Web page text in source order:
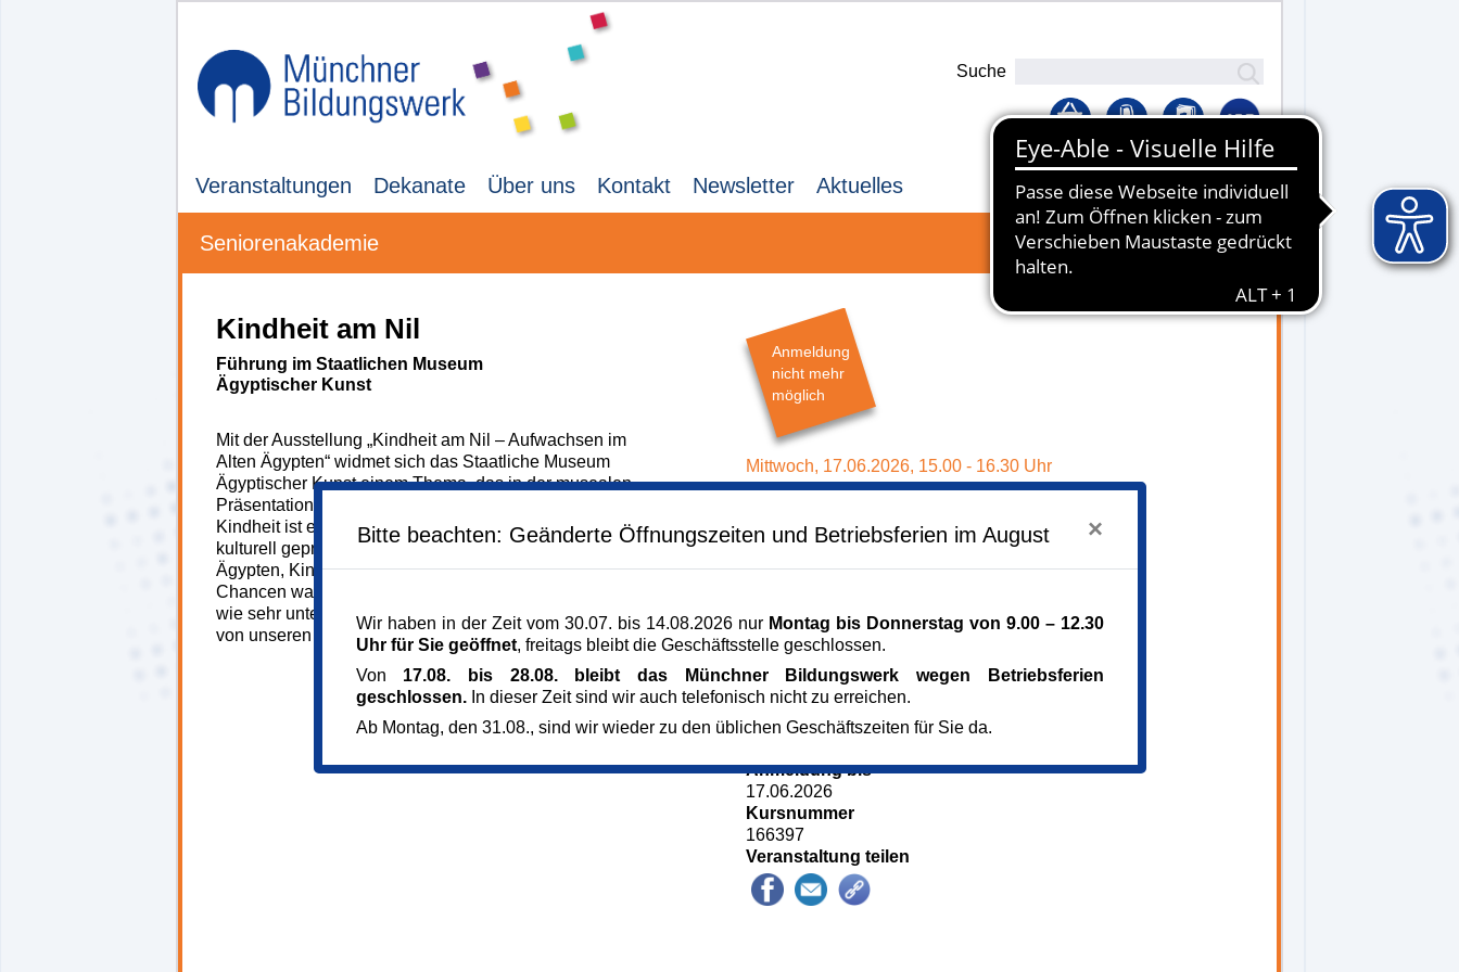
Suche
Veranstaltungen Dekanate Über uns Kontakt Newsletter Aktuelles Lernplattform
Seniorenakademie
Kindheit am Nil
Führung im Staatlichen Museum
Ägyptischer Kunst
Mit der Ausstellung „Kindheit am Nil – Aufwachsen im
Alten Ägypten“ widmet sich das Staatliche Museum
Ägyptischer Kunst einem Thema, das in der musealen
Präsentation bislang wenig Beachtung gefunden hat.
Kindheit ist eine universelle Erfahrung und zugleich ein
kulturell geprägtes Konstrukt. Was bedeutete es im Alten
Ägypten, Kind zu sein? Welche Rechte, Pflichten und
Chancen waren mit dem Aufwachsen verbunden? Und
wie sehr unterscheidet sich die Kindheit im Alten Ägypten
von unseren heutigen Vorstellungen?
Anmeldung
nicht mehr
möglich
Mittwoch, 17.06.2026, 15.00 - 16.30 Uhr
Das müssen Sie gesehen haben!
Staatliches Museum Ägyptischer Kunst
80333 München
München
15 €
Referent_in
Nadja Böckler Dr.
Anmeldung bis
17.06.2026
Kursnummer
166397
Veranstaltung teilen
Bitte beachten: Geänderte Öffnungszeiten und Betriebsferien im August ×
Wir haben in der Zeit vom 30.07. bis 14.08.2026 nur Montag bis Donnerstag von 9.00 – 12.30
Uhr für Sie geöffnet, freitags bleibt die Geschäftsstelle geschlossen.
Von 17.08. bis 28.08. bleibt das Münchner Bildungswerk wegen Betriebsferien
geschlossen.In dieser Zeit sind wir auch telefonisch nicht zu erreichen.
Ab Montag, den 31.08., sind wir wieder zu den üblichen Geschäftszeiten für Sie da.